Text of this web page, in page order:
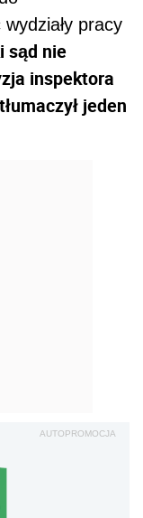
pracy
sąd nie
inspektora
jeden
AUTOPROMOCJA